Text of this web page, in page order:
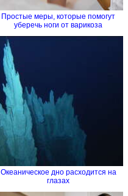
Простые меры, которые помогут
уберечь ноги от варикоза
Океаническое дно расходится на
глазах